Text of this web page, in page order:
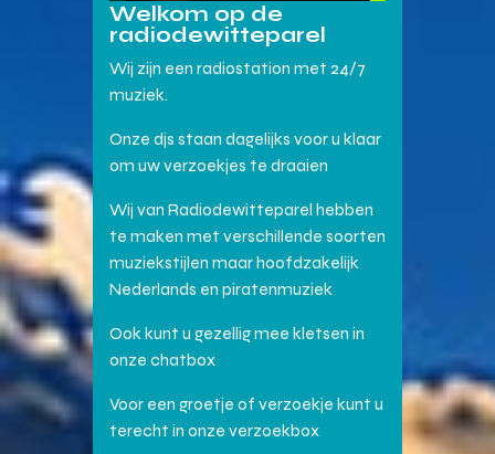
Welkom op de
radiodewitteparel
Wij zijn een radiostation met 24/7
muziek.
Onze djs staan dagelijks voor u klaar
om uw verzoekjes te draaien
Wij van Radiodewitteparel hebben
te maken met verschillende soorten
muziekstijlen maar hoofdzakelijk
Nederlands en piratenmuziek
Ook kunt u gezellig mee kletsen in
onze chatbox
Voor een groetje of verzoekje kunt u
terecht in onze verzoekbox